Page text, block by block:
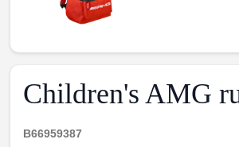
Children's AMG
B66959387